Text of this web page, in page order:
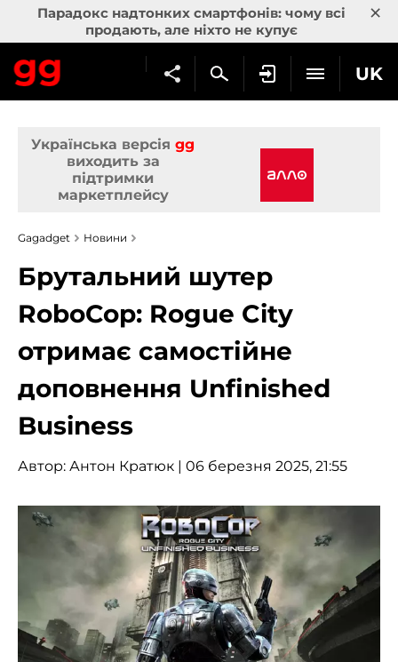
Парадокс надтонких смартфонів: чому всі
продають, але ніхто не купує
×
UK
Українська версія gg
виходить за
підтримки
маркетплейсу
Gagadget Новини
Брутальний шутер
RoboCop: Rogue City
отримає самостійне
доповнення Unfinished
Business
Автор: Антон Кратюк | 06 березня 2025, 21:55